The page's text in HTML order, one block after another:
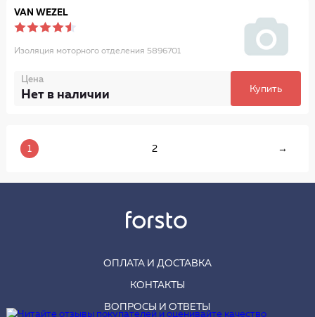
VAN WEZEL
Изоляция моторного отделения 5896701
Цена
Нет в наличии Купить
1 2 →
ОПЛАТА И ДОСТАВКА
КОНТАКТЫ
ВОПРОСЫ И ОТВЕТЫ